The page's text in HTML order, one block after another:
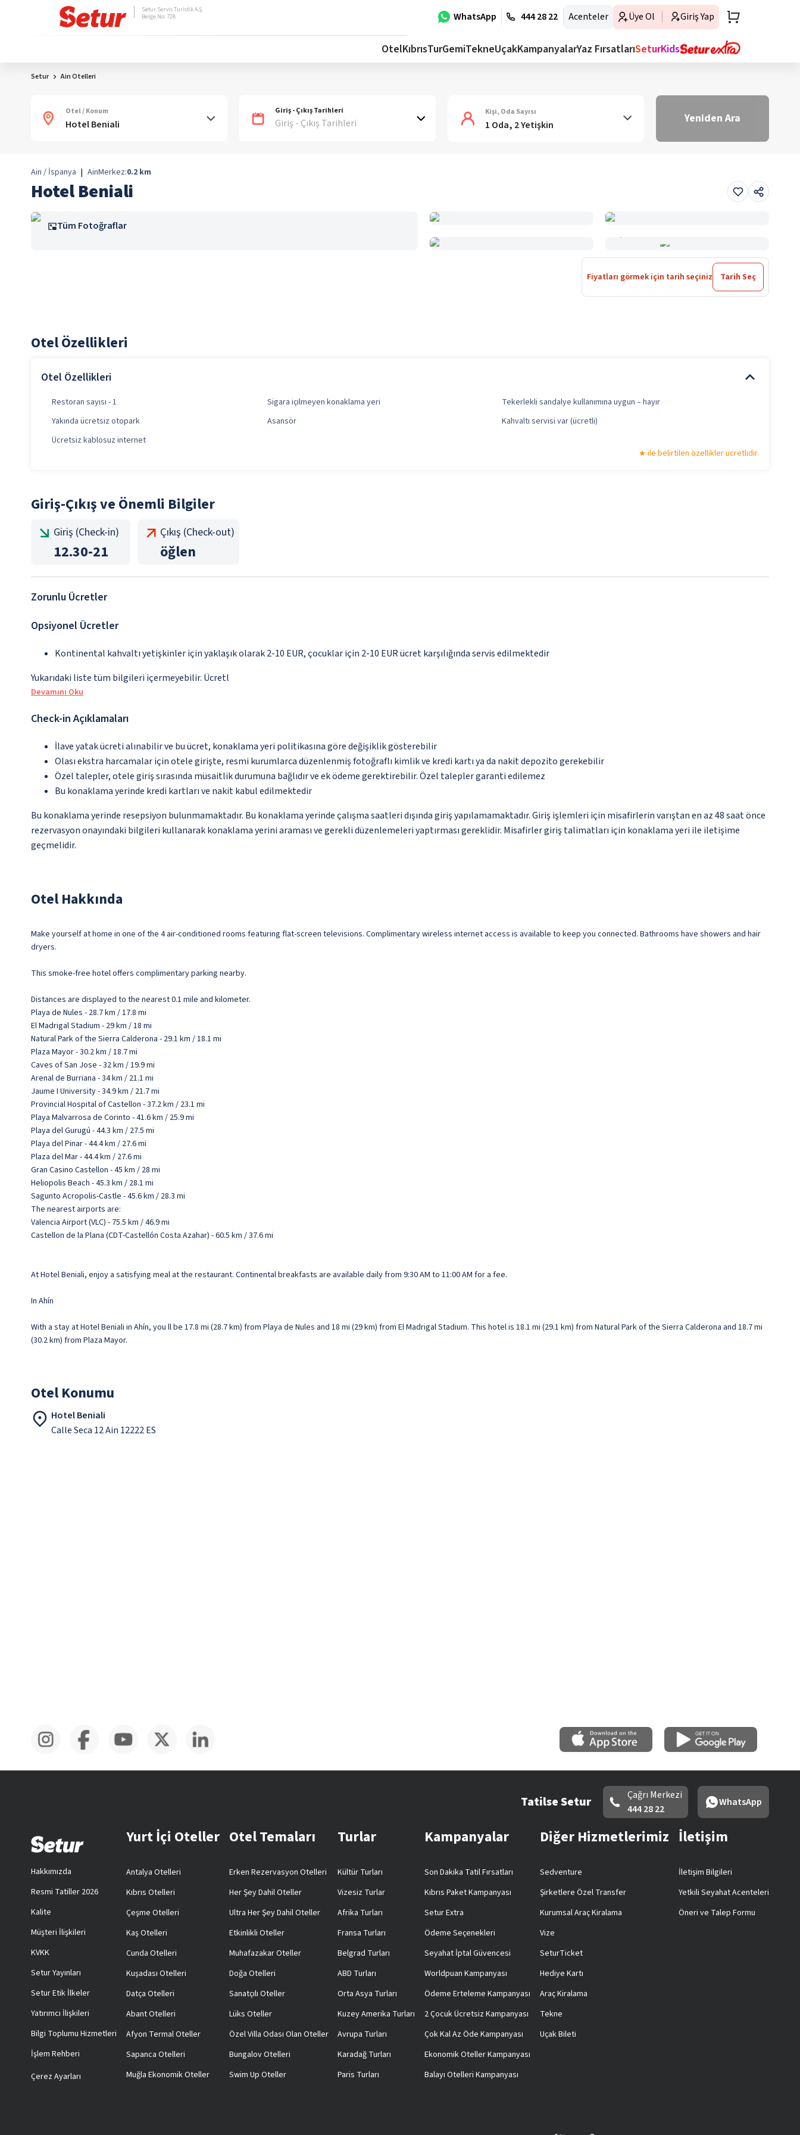
WhatsApp 444 28 22 Acenteler Üye Ol Giriş Yap
Setur Servis Turistik A.Ş.
Belge No: 728
OtelKıbrısTurGemiTekneUçakKampanyalarYaz FırsatlarıSeturKids
Setur Ain Otelleri
Otel / Konum Giriş - Çıkış Tarihleri
Giriş - Çıkış Tarihleri
Kişi, Oda Sayısı
1 Oda, 2 Yetişkin Yeniden Ara
Ain / İspanya | AinMerkez:0.2 km
Hotel Beniali
Tüm Fotoğraflar
Fiyatları görmek için tarih seçiniz Tarih Seç
Otel Özellikleri
Otel Özellikleri
Restoran sayısı - 1 Sigara içilmeyen konaklama yeri
Tekerlekli sandalye kullanımına uygun – hayır
Yakında ücretsiz otopark
Asansör
Kahvaltı servisi var (ücretli)
Ücretsiz kablosuz internet
ile belirtilen özellikler ücretlidir.
Giriş-Çıkış ve Önemli Bilgiler
Giriş (Check-in)
12.30-21
Çıkış (Check-out)
öğlen
Zorunlu Ücretler
Opsiyonel Ücretler
Kontinental kahvaltı yetişkinler için yaklaşık olarak 2-10 EUR, çocuklar için 2-10 EUR ücret karşılığında servis edilmektedir
Yukarıdaki liste tüm bilgileri içermeyebilir. Ücretl
Devamını Oku
Check-in Açıklamaları
İlave yatak ücreti alınabilir ve bu ücret, konaklama yeri politikasına göre değişiklik gösterebilir
Olası ekstra harcamalar için otele girişte, resmi kurumlarca düzenlenmiş fotoğraflı kimlik ve kredi kartı ya da nakit depozito gerekebilir
Özel talepler, otele giriş sırasında müsaitlik durumuna bağlıdır ve ek ödeme gerektirebilir. Özel talepler garanti edilemez
Bu konaklama yerinde kredi kartları ve nakit kabul edilmektedir
Bu konaklama yerinde resepsiyon bulunmamaktadır. Bu konaklama yerinde çalışma saatleri dışında giriş yapılamamaktadır. Giriş işlemleri için misafirlerin varıştan en az 48 saat önce
rezervasyon onayındaki bilgileri kullanarak konaklama yerini araması ve gerekli düzenlemeleri yaptırması gereklidir. Misafirler giriş talimatları için konaklama yeri ile iletişime
geçmelidir.
Otel Hakkında
Make yourself at home in one of the 4 air-conditioned rooms featuring flat-screen televisions. Complimentary wireless internet access is available to keep you connected. Bathrooms have showers and hair
dryers.
This smoke-free hotel offers complimentary parking nearby.
Distances are displayed to the nearest 0.1 mile and kilometer.
Playa de Nules - 28.7 km / 17.8 mi
El Madrigal Stadium - 29 km / 18 mi
Natural Park of the Sierra Calderona - 29.1 km / 18.1 mi
Plaza Mayor - 30.2 km / 18.7 mi
Caves of San Jose - 32 km / 19.9 mi
Arenal de Burriana - 34 km / 21.1 mi
Jaume I University - 34.9 km / 21.7 mi
Provincial Hospital of Castellon - 37.2 km / 23.1 mi
Playa Malvarrosa de Corinto - 41.6 km / 25.9 mi
Playa del Gurugú - 44.3 km / 27.5 mi
Playa del Pinar - 44.4 km / 27.6 mi
Plaza del Mar - 44.4 km / 27.6 mi
Gran Casino Castellon - 45 km / 28 mi
Heliopolis Beach - 45.3 km / 28.1 mi
Sagunto Acropolis-Castle - 45.6 km / 28.3 mi
The nearest airports are:
Valencia Airport (VLC) - 75.5 km / 46.9 mi
Castellon de la Plana (CDT-Castellón Costa Azahar) - 60.5 km / 37.6 mi
At Hotel Beniali, enjoy a satisfying meal at the restaurant. Continental breakfasts are available daily from 9:30 AM to 11:00 AM for a fee.
In Ahín
With a stay at Hotel Beniali in Ahín, you ll be 17.8 mi (28.7 km) from Playa de Nules and 18 mi (29 km) from El Madrigal Stadium. This hotel is 18.1 mi (29.1 km) from Natural Park of the Sierra Calderona and 18.7 mi
(30.2 km) from Plaza Mayor.
Otel Konumu
Hotel Beniali
Calle Seca 12 Ain 12222 ES
Tatilse Setur
Çağrı Merkezi
444 28 22
WhatsApp
Hakkımızda
Resmi Tatiller 2026
Kalite
Müşteri İlişkileri
KVKK
Setur Yayınları
Setur Etik İlkeler
Yatırımcı İlişkileri
Bilgi Toplumu Hizmetleri
İşlem Rehberi
Çerez Ayarları
Yurt İçi Oteller
Antalya Otelleri
Kıbrıs Otelleri
Çeşme Otelleri
Kaş Otelleri
Cunda Otelleri
Kuşadası Otelleri
Datça Otelleri
Abant Otelleri
Afyon Termal Oteller
Sapanca Otelleri
Muğla Ekonomik Oteller
Otel Temaları
Erken Rezervasyon Otelleri
Her Şey Dahil Oteller
Ultra Her Şey Dahil Oteller
Etkinlikli Oteller
Muhafazakar Oteller
Doğa Otelleri
Sanatçılı Oteller
Lüks Oteller
Özel Villa Odası Olan Oteller
Bungalov Otelleri
Swim Up Oteller
Turlar
Kültür Turları
Vizesiz Turlar
Afrika Turları
Fransa Turları
Belgrad Turları
ABD Turları
Orta Asya Turları
Kuzey Amerika Turları
Avrupa Turları
Karadağ Turları
Paris Turları
Kampanyalar
Son Dakika Tatil Fırsatları
Kıbrıs Paket Kampanyası
Setur Extra
Ödeme Seçenekleri
Seyahat İptal Güvencesi
Worldpuan Kampanyası
Ödeme Erteleme Kampanyası
2 Çocuk Ücretsiz Kampanyası
Çok Kal Az Öde Kampanyası
Ekonomik Oteller Kampanyası
Balayı Otelleri Kampanyası
Diğer Hizmetlerimiz
Sedventure
Şirketlere Özel Transfer
Kurumsal Araç Kiralama
Vize
SeturTicket
Hediye Kartı
Araç Kiralama
Tekne
Uçak Bileti
İletişim
İletişim Bilgileri
Yetkili Seyahat Acenteleri
Öneri ve Talep Formu